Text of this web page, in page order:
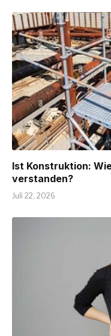
Ist Konstruktion:
verstanden?
Juli 22, 2026